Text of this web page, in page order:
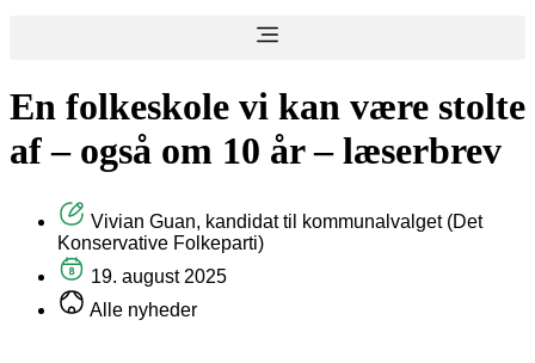
En folkeskole vi kan være stolte
af – også om 10 år – læserbrev
Vivian Guan, kandidat til kommunalvalget (Det
Konservative Folkeparti)
19. august 2025
Alle nyheder